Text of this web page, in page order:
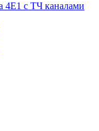
4Е1 с ТЧ каналами